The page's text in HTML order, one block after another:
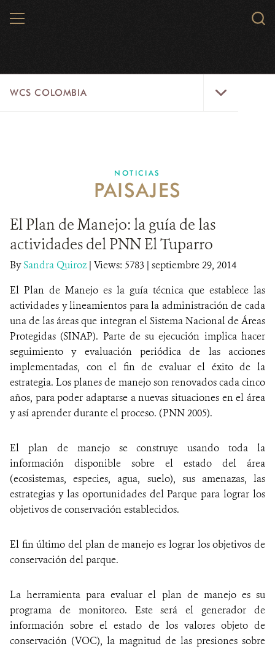
MENU
WCS COLOMBIA
EJES ESTRATÉGICOS
AQUÍ TRABAJAMOS
LÍNEAS DE ACCIÓN
MICROSITIOS
NOTICIAS
WCS VISUAL
PUBLICACIONES
ALIADOS Y ALIANZAS
COBERTURA EN MEDIOS DE COMUNICACIÓN
MECANISMO DE ATENCIÓN DE QUEJAS Y RECLAMOS
DONA
NOTICIAS
PAISAJES
El Plan de Manejo: la guía de las
actividades del PNN El Tuparro
BySandra Quiroz| Views: 5783 | septiembre 29, 2014
El Plan de Manejo es la guía técnica que establece las
actividades y lineamientos para la administración de cada
una de las áreas que integran el Sistema Nacional de Áreas
Protegidas (SINAP). Parte de su ejecución implica hacer
seguimiento y evaluación periódica de las acciones
implementadas, con el fin de evaluar el éxito de la
estrategia. Los planes de manejo son renovados cada cinco
años, para poder adaptarse a nuevas situaciones en el área
y así aprender durante el proceso. (PNN 2005).
El plan de manejo se construye usando toda la
información disponible sobre el estado del área
(ecosistemas, especies, agua, suelo), sus amenazas, las
estrategias y las oportunidades del Parque para lograr los
objetivos de conservación establecidos.
El fin último del plan de manejo es lograr los objetivos de
conservación del parque.
La herramienta para evaluar el plan de manejo es su
programa de monitoreo. Este será el generador de
información sobre el estado de los valores objeto de
conservación (VOC), la magnitud de las presiones sobre